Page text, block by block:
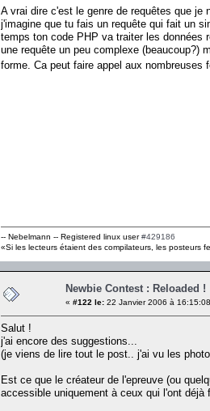
A vrai dire c'est le genre de requêtes que
j'imagine que tu fais un requête qui fait un
temps ton code PHP va traiter les
une requête un peu complexe (beaucoup?)
forme. Ca peut faire appel aux
-- Nebelmann -- Registered linux user#429186
«Si les lecteurs étaient des compilateurs, les posteurs
Newbie Contest : Reloaded !
« #122 le: 22 Janvier 2006 à
Salut !
j'ai encore des suggestions...
(je viens de lire tout le post.. j'ai vu les
Est ce que le créateur de l'epreuve (ou
accessible uniquement à ceux qui l'ont déjà